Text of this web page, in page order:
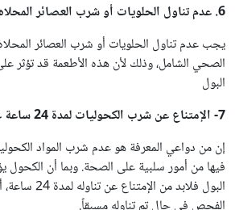
6. عدم تناول الحلويات أو شرب العصائر المحلاه
يجب عدم تناول الحلويات أو شرب العصائر
الصحي الشامل، وذلك لأن هذه الأطعمة قد تؤثر
البول
7- الإمتناع عن شرب الكحوليات لمدة 24 ساعة على الأقل قبل الفحص:
إن من دواعي المعرفة هو عدم شرب المواد
فيها من أمور سلبية على الصحة. وبما أن
البول فلابد من